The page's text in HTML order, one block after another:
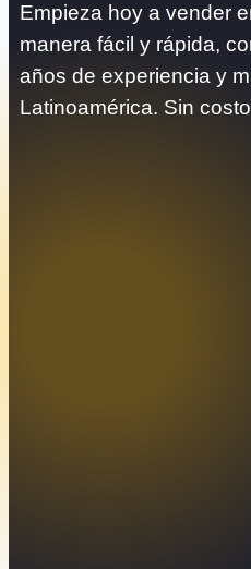
Empieza hoy a vender
manera fácil y rápida,
años de experiencia y
Latinoamérica. Sin